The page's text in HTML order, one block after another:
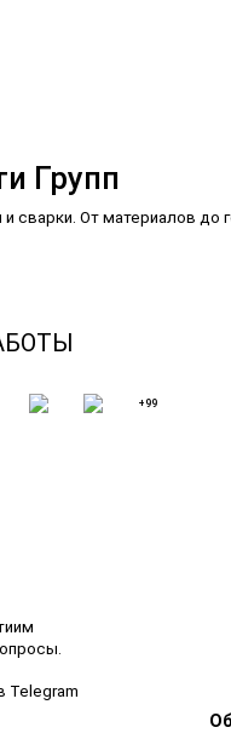
Групп
и сварки. От материалов до
+99
Telegram